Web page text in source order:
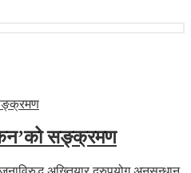
सङ्क्रमण